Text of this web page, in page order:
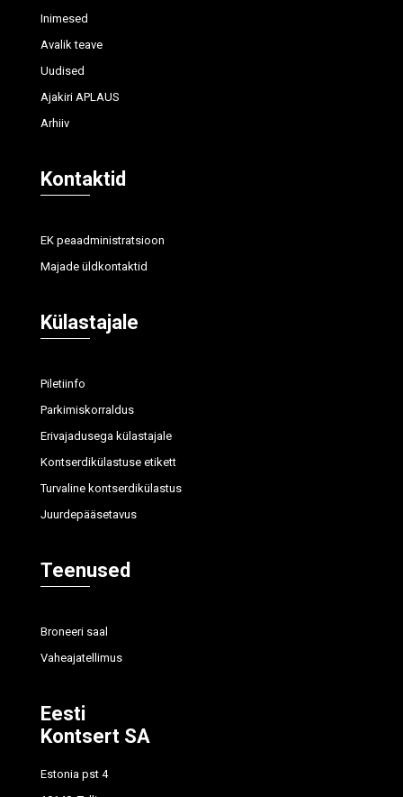
Inimesed
Avalik teave
Uudised
Ajakiri APLAUS
Arhiiv
Kontaktid
EK peaadministratsioon
Majade üldkontaktid
Külastajale
Piletiinfo
Parkimiskorraldus
Erivajadusega külastajale
Kontserdikülastuse etikett
Turvaline kontserdikülastus
Juurdepääsetavus
Teenused
Broneeri saal
Vaheajatellimus
Eesti
Kontsert SA
Estonia pst 4